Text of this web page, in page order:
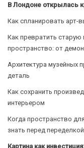
В Лондоне открылась
Как спланировать арт-
Как превратить
пространство: от
Архитектура музейных
деталь
Как сохранить
интерьером
Когда пространство
знать перед
Картина как